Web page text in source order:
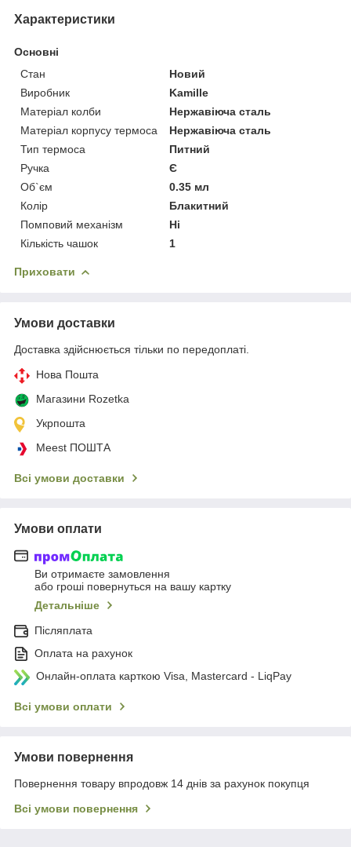
Характеристики
Основні
Стан
Новий
Виробник
Kamille
Матеріал колби
Нержавіюча сталь
Матеріал корпусу термоса
Нержавіюча сталь
Тип термоса
Питний
Ручка
Є
Об`єм
0.35 мл
Колір
Блакитний
Помповий механізм
Ні
Кількість чашок
1
Приховати
Умови доставки
Доставка здійснюється тільки по передоплаті.
Нова Пошта
Магазини Rozetka
Укрпошта
Meest ПОШТА
Всі умови доставки
Умови оплати
Ви отримаєте замовлення
або гроші повернуться на вашу картку
Детальніше
Післяплата
Оплата на рахунок
Онлайн-оплата карткою Visa, Mastercard - LiqPay
Всі умови оплати
Умови повернення
Повернення товару впродовж 14 днів за рахунок покупця
Всі умови повернення